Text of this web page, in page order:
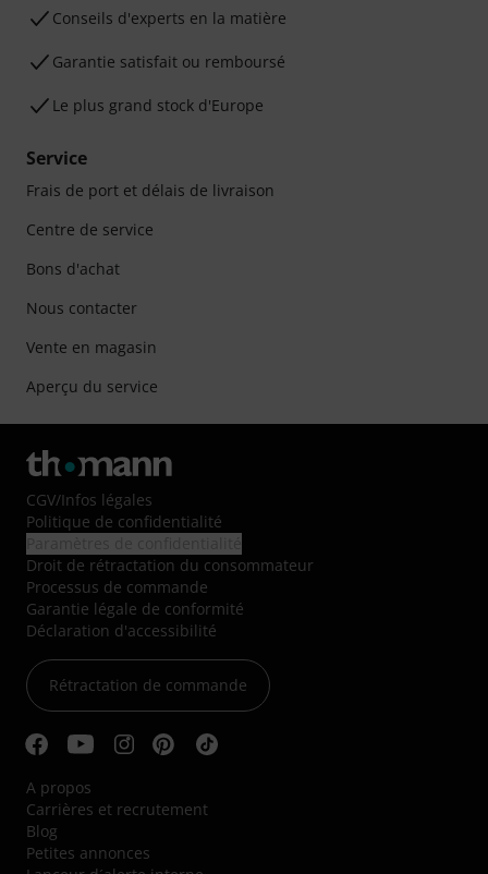
Conseils d'experts en la matière
Garantie satisfait ou remboursé
Le plus grand stock d'Europe
Service
Frais de port et délais de livraison
Centre de service
Bons d'achat
Nous contacter
Vente en magasin
Aperçu du service
CGV/Infos légales
Politique de confidentialité
Droit de rétractation du consommateur
Processus de commande
Garantie légale de conformité
Déclaration d'accessibilité
Rétractation de commande
A propos
Carrières et recrutement
Blog
Petites annonces